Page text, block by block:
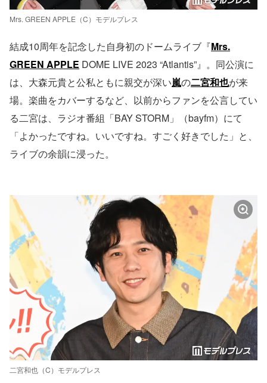
Mrs. GREEN APPLE（C）モデルプレス
結成10周年を記念した自身初のドームライブ『Mrs.
GREEN APPLE DOME LIVE 2023 “Atlantis”』。同公演に
は、大森元貴と公私ともに親交が深い嵐の二宮和也が来
場。楽曲をカバーするなど、以前からファンを公言してい
る二宮は、ラジオ番組「BAY STORM」（bayfm）にて
「よかったですね。いいですね。すごく好きでした」と、
ライブの余韻に浸った。
二宮和也（C）モデルプレス